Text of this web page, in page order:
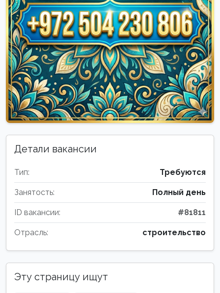
Детали вакансии
Тип: Требуются
Занятость: Полный день
ID вакансии: #81811
Отрасль: строительство
Эту страницу ищут